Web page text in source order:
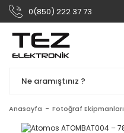
0(850) 222 37 73
Anasayfa Fotoğraf Ekipmanları